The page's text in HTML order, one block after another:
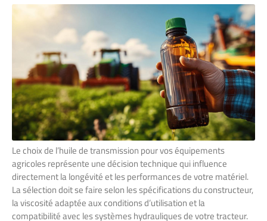
Le choix de l’huile de transmission pour vos équipements
agricoles représente une décision technique qui influence
directement la longévité et les performances de votre matériel.
La sélection doit se faire selon les spécifications du constructeur,
la viscosité adaptée aux conditions d’utilisation et la
compatibilité avec les systèmes hydrauliques de votre tracteur.